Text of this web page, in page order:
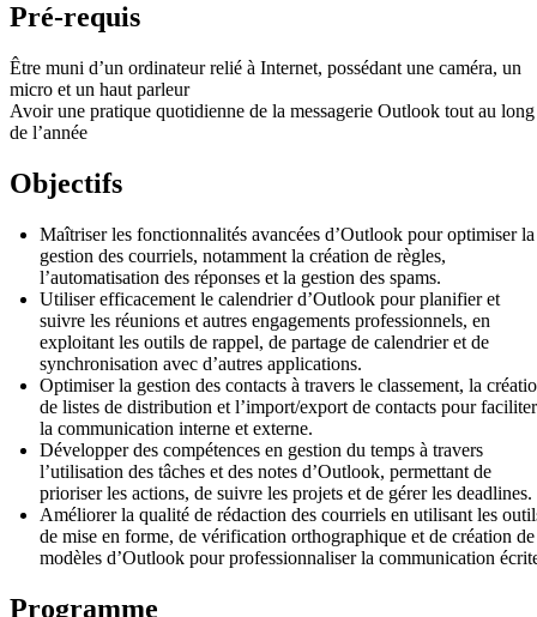
Pré-requis
Être muni d’un ordinateur relié à Internet, possédant une caméra, un
micro et un haut parleur
Avoir une pratique quotidienne de la messagerie Outlook tout au long
de l’année
Objectifs
Maîtriser les fonctionnalités avancées d’Outlook pour optimiser la
gestion des courriels, notamment la création de règles,
l’automatisation des réponses et la gestion des spams.
Utiliser efficacement le calendrier d’Outlook pour planifier et
suivre les réunions et autres engagements professionnels, en
exploitant les outils de rappel, de partage de calendrier et de
synchronisation avec d’autres applications.
Optimiser la gestion des contacts à travers le classement, la
de listes de distribution et l’import/export de contacts pour faciliter
la communication interne et externe.
Développer des compétences en gestion du temps à travers
l’utilisation des tâches et des notes d’Outlook, permettant de
prioriser les actions, de suivre les projets et de gérer les deadlines.
Améliorer la qualité de rédaction des courriels en utilisant les
de mise en forme, de vérification orthographique et de création de
modèles d’Outlook pour professionnaliser la communication
Programme